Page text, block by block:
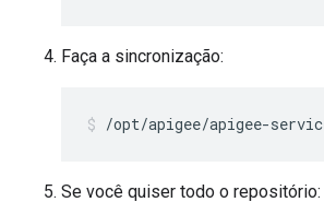
Faça a sincronização:
/opt/apigee/apigee-
Se você quiser todo o repositório: